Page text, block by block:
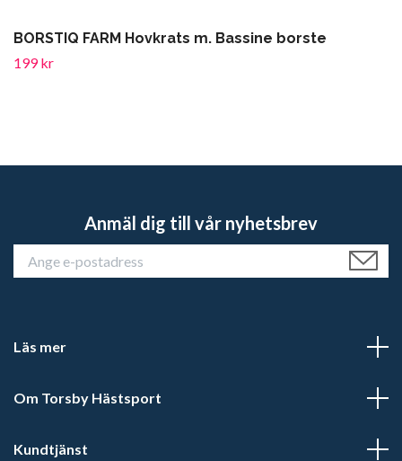
BORSTIQ FARM Hovkrats m. Bassine borste
199 kr
Anmäl dig till vår nyhetsbrev
Läs mer
Om Torsby Hästsport
Kundtjänst